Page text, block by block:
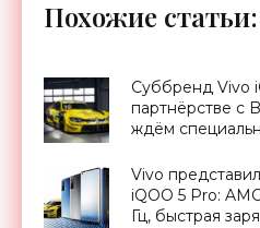
Похожие статьи:
Суббренд Vivo
партнёрстве с
ждём
Vivo
iQOO 5 Pro:
Гц, быстрая